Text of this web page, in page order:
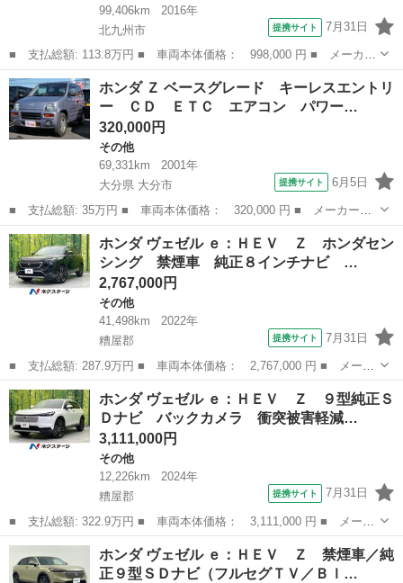
99,406km
2016年
北九州市
提携サイト 7月31日
■ 支払総額: 113.8万円 ■ 車両本体価格： 998,000 円 ■ メーカー
名： ホンダ ■ 車種名： ヴェゼル ■ グレード名： ＨＹＢＲＩ
Ｄ Ｚ Ｈｏｎｄａ ＳＥＮＳＩＮＧ ■ 排気量： 1500cc ■ ド
ア...
福岡 北九州市 その他
ホンダ Ｚ ベースグレード キーレスエントリ
ー ＣＤ ＥＴＣ エアコン パワー…
320,000円
その他
69,331km
2001年
大分県 大分市
提携サイト 6月5日
■ 支払総額: 35万円 ■ 車両本体価格： 320,000 円 ■ メーカー
名： ホンダ ■ 車種名： Ｚ ■ グレード名： ベースグレード
キーレスエントリー ＣＤ ＥＴＣ エアコン パワーステアリン
グ パワーウインド...
大分 大分市 その他
ホンダ ヴェゼル ｅ：ＨＥＶ Ｚ ホンダセン
シング 禁煙車 純正８インチナビ …
2,767,000円
その他
41,498km
2022年
糟屋郡
提携サイト 7月31日
■ 支払総額: 287.9万円 ■ 車両本体価格： 2,767,000 円 ■ メーカ
ー名： ホンダ ■ 車種名： ヴェゼル ■ グレード名： ｅ：ＨＥ
Ｖ Ｚ ホンダセンシング 禁煙車 純正８インチナビ アダプティ
ブクルー...
福岡 糟屋郡 その他
ホンダ ヴェゼル ｅ：ＨＥＶ Ｚ ９型純正Ｓ
Ｄナビ バックカメラ 衝突被害軽減…
3,111,000円
その他
12,226km
2024年
糟屋郡
提携サイト 7月31日
■ 支払総額: 322.9万円 ■ 車両本体価格： 3,111,000 円 ■ メーカ
ー名： ホンダ ■ 車種名： ヴェゼル ■ グレード名： ｅ：ＨＥ
Ｖ Ｚ ９型純正ＳＤナビ バックカメラ 衝突被害軽減システム
禁煙車 ...
福岡 糟屋郡 その他
ホンダ ヴェゼル ｅ：ＨＥＶ Ｚ 禁煙車／純
正９型ＳＤナビ（フルセグＴＶ／Ｂｌ…